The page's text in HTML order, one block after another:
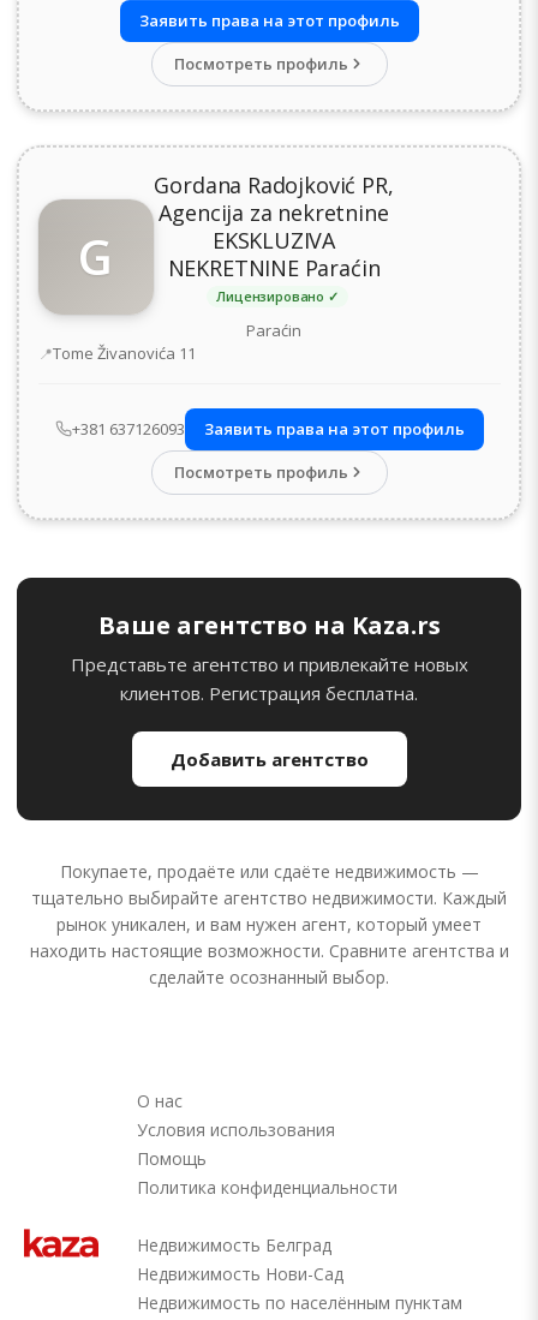
Заявить права на этот профиль
Посмотреть профиль
G
Gordana Radojković PR,
Agencija za nekretnine
EKSKLUZIVA
NEKRETNINE Paraćin
Лицензировано ✓
Paraćin
Адрес
Tome Živanovića 11
+381 637126093
Заявить права на этот профиль
Посмотреть профиль
Ваше агентство на Kaza.rs
Представьте агентство и привлекайте новых
клиентов. Регистрация бесплатна.
Добавить агентство
Покупаете, продаёте или сдаёте недвижимость —
тщательно выбирайте агентство недвижимости. Каждый
рынок уникален, и вам нужен агент, который умеет
находить настоящие возможности. Сравните агентства и
сделайте осознанный выбор.
О нас
Условия использования
Помощь
Политика конфиденциальности
Недвижимость Белград
Недвижимость Нови-Сад
Недвижимость по населённым пунктам